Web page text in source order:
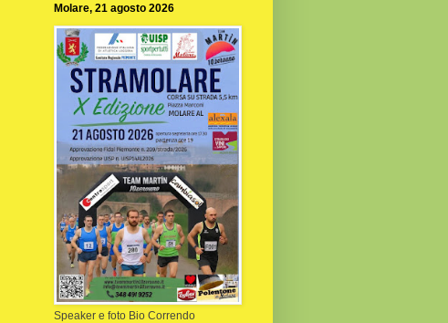
Molare, 21 agosto 2026
Speaker e foto Bio Correndo